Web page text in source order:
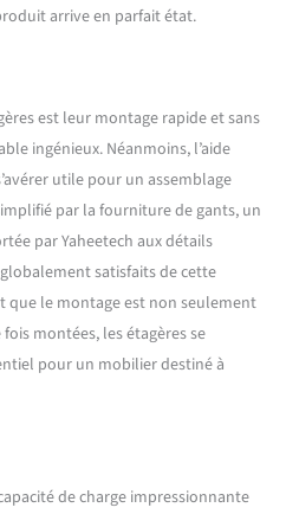
connexion en acier fournies
nécessaires sont
accompagnés. Polyvalent:
l'étagere charge lourde est
polyvalente pour le sous-
sol, le garage, l'atelier, le
magasin, la maison, la
chambre à coucher, le
salon, la cuisine, etc. Vous
pouvez utiliser cette étagère
pour des livres, des pots de
fleurs, des bagages, des
arrive en parfait état.
est leur montage rapide et sans
ingénieux. Néanmoins, l’aide
utile pour un assemblage
par la fourniture de gants, un
par Yaheetech aux détails
satisfaits de cette
que le montage est non seulement
montées, les étagères se
pour un mobilier destiné à
de charge impressionnante